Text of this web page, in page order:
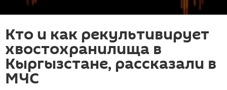
Кто и как рекультивирует
хвостохранилища в
Кыргызстане, рассказали в
МЧС